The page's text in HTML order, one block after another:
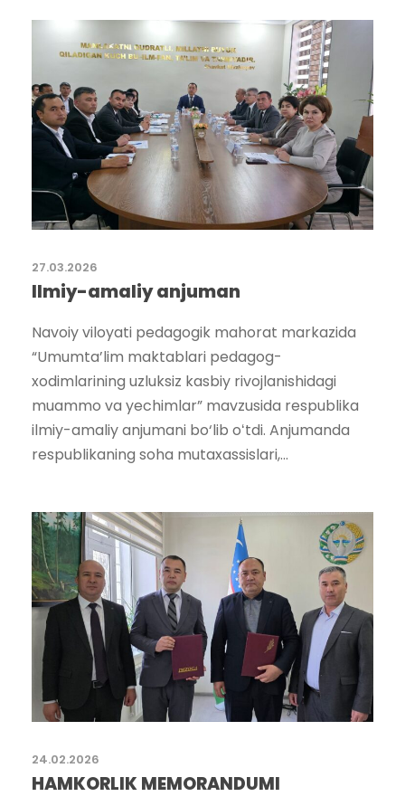
27.03.2026
Ilmiy-amaliy anjuman
Navoiy viloyati pedagogik mahorat markazida
“Umumta’lim maktablari pedagog-
xodimlarining uzluksiz kasbiy rivojlanishidagi
muammo va yechimlar” mavzusida respublika
ilmiy-amaliy anjumani bo‘lib oʻtdi. Anjumanda
respublikaning soha mutaxassislari,...
24.02.2026
HAMKORLIK MEMORANDUMI